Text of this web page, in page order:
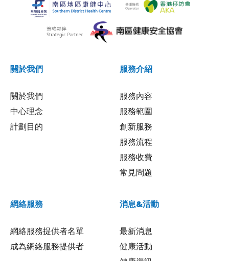
關於我們
關於我們
中心理念
計劃目的
服務介紹
服務內容
服務範圍
創新服務
服務流程
服務收費
常見問題
網絡服務
網絡服務提供者名單
成為網絡服務提供者
消息&活動
最新消息
健康活動